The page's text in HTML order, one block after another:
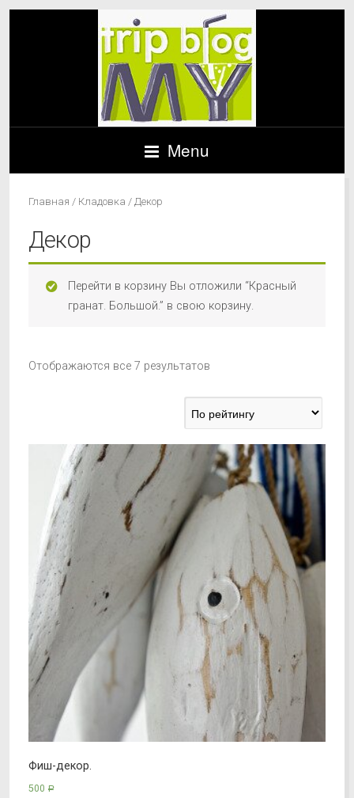
Menu
Главная / Кладовка / Декор
Декор
Перейти в корзину Вы отложили “Красный
гранат. Большой.” в свою корзину.
Отображаются все 7 результатов
Фиш-декор.
500 Р